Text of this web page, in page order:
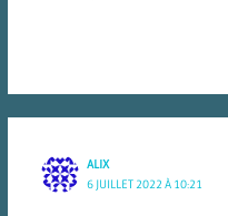
ALIX
6 JUILLET 2022 À 10:21